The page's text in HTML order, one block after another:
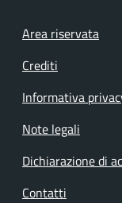
Footer
Area riservata
Crediti
Informativa
Note legali
Dichiarazione di
Contatti